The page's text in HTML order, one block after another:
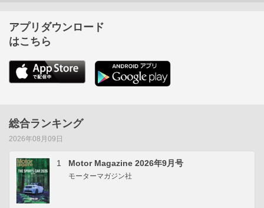
アプリダウンロード
はこちら
総合ランキング
2026年08月09日
1 Motor Magazine 2026年9月号
モーターマガジン社